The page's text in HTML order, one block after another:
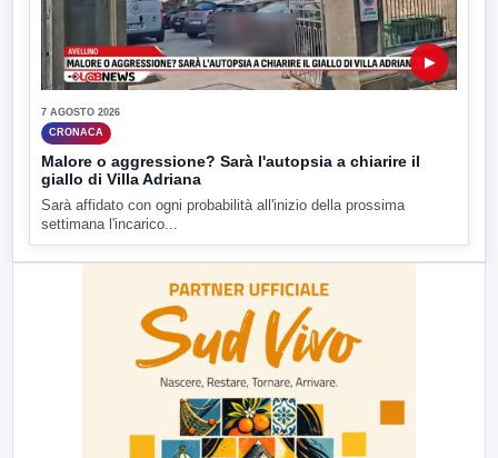
▶
7 AGOSTO 2026
CRONACA
Malore o aggressione? Sarà l'autopsia a chiarire il
giallo di Villa Adriana
Sarà affidato con ogni probabilità all'inizio della prossima
settimana l'incarico...